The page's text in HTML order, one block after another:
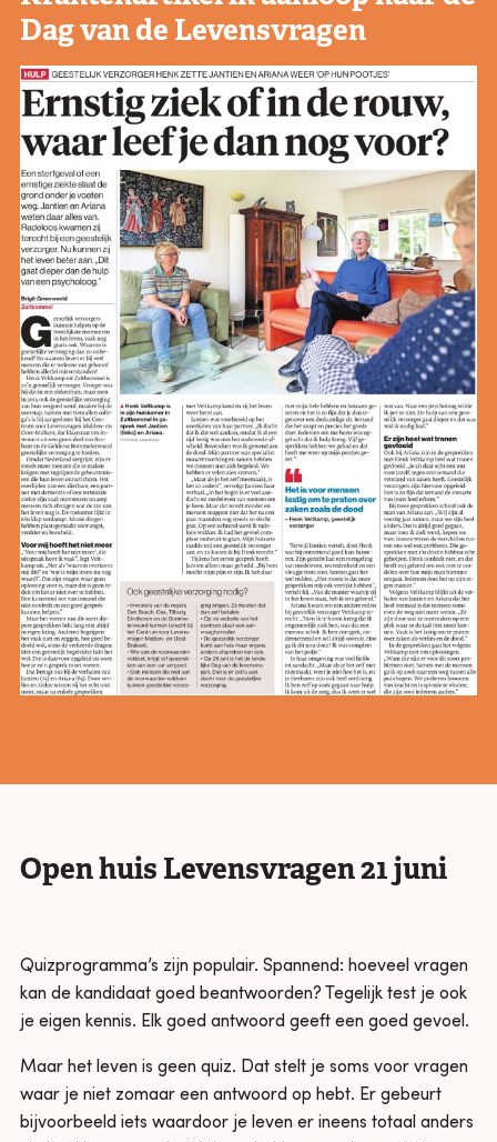
Dag van de Levensvragen
Open huis Levensvragen 21 juni
Quizprogramma’s zijn populair. Spannend: hoeveel vragen
kan de kandidaat goed beantwoorden? Tegelijk test je ook
je eigen kennis. Elk goed antwoord geeft een goed gevoel.
Maar het leven is geen quiz. Dat stelt je soms voor vragen
waar je niet zomaar een antwoord op hebt. Er gebeurt
bijvoorbeeld iets waardoor je leven er ineens totaal anders